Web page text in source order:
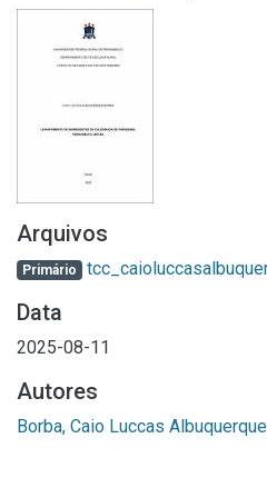
Arquivos
Primário
Data
2025-08-11
Autores
Borba, Caio Luccas Albuquerque